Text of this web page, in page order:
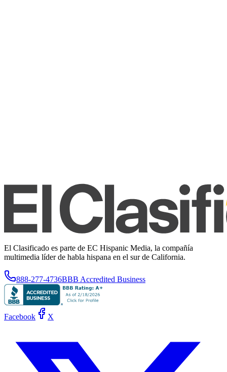
El Clasificado es parte de EC Hispanic Media, la compañía
multimedia líder de habla hispana en el sur de California.
888-277-4736BBB Accredited Business
Facebook X